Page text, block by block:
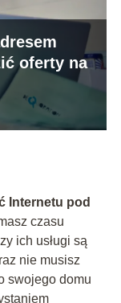
oferty na
Internetu pod
czasu
ich usługi są
nie musisz
swojego domu